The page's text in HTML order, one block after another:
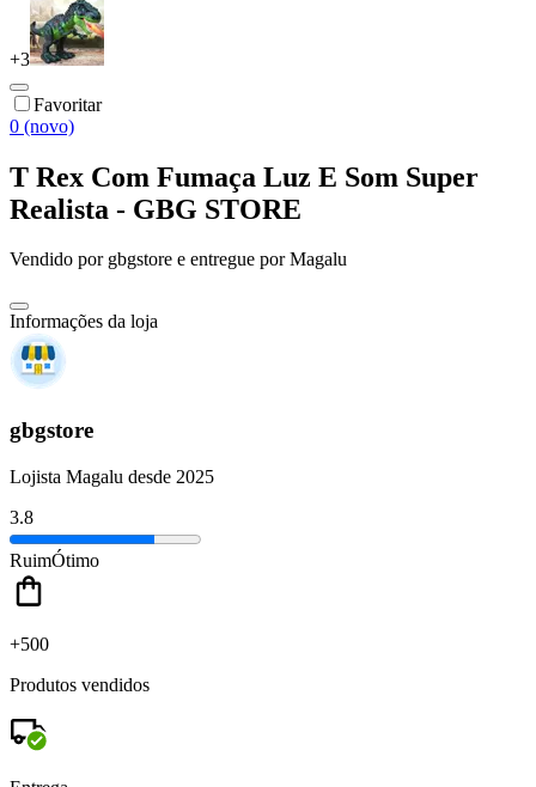
+3
Favoritar
0 (novo)
T Rex Com Fumaça Luz E Som Super
Realista - GBG STORE
Vendido por gbgstore e entregue por Magalu
Informações da loja
gbgstore
Lojista Magalu desde 2025
3.8
RuimÓtimo
+500
Produtos vendidos